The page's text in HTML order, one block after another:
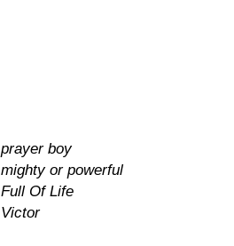
prayer boy
mighty or powerful
Full Of Life
Victor